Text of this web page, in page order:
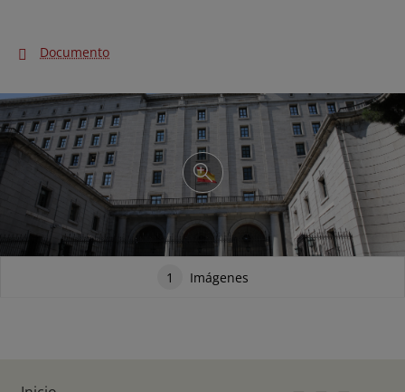
Documento
1 Imágenes